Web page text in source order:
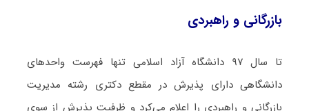
ﺑﺎزرﮔﺎنی و راﻫﺒﺮدی
تا سال ۹۷ دانشگاه آزاد اسلامی تنها فهرست واحدهای
دانشگاهی دارای پذیرش در مقطع دکتری رشته ﻣﺪﻳﺮﻳﺖ